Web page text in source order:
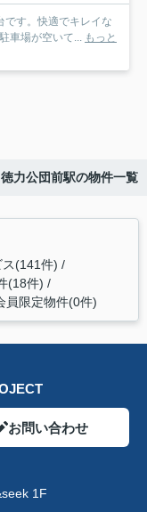
です。快適でキレイな
車場が空いて... もっと
力公団前駅の物件一覧
(141件)
(18件)
員限定物件(0件)
お問い合わせ
1F